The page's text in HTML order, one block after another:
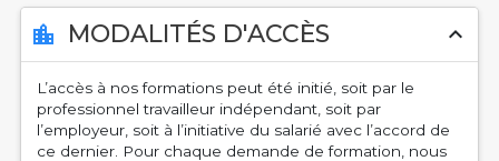
location_city MODALITÉS D'ACCÈS expand_less
L’accès à nos formations peut été initié, soit par le
professionnel travailleur indépendant, soit par
l’employeur, soit à l’initiative du salarié avec l’accord de
ce dernier. Pour chaque demande de formation, nous